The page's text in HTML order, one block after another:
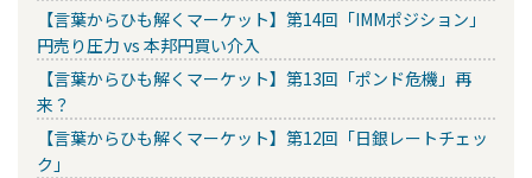
【言葉からひも解くマーケット】第14回「IMMポジション」
円売り圧力 vs 本邦円買い介入
【言葉からひも解くマーケット】第13回「ポンド危機」再
来？
【言葉からひも解くマーケット】第12回「日銀レートチェッ
ク」